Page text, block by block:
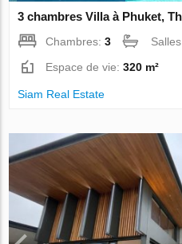
3 chambres Villa à Phuket,
Chambres:3
Espace de vie:320 m²
Siam Real Estate